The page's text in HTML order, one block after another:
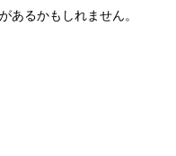
あるかもしれません。